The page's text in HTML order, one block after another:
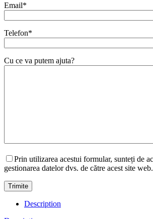
Email*
Telefon*
Cu ce va putem ajuta?
Prin utilizarea acestui formular, sunteți de
gestionarea datelor dvs. de către acest site web.
Description